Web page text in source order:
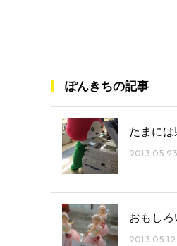
ぽんきちの記事
たまに
2013.05.23
おもしろ
2013.05.12